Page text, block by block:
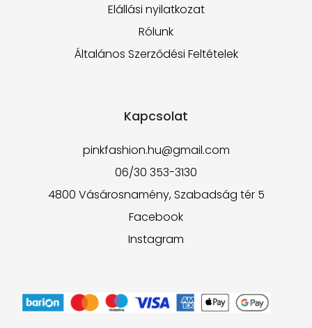
Elállási nyilatkozat
Rólunk
Általános Szerződési Feltételek
Kapcsolat
pinkfashion.hu@gmail.com
06/30 353-3130
4800 Vásárosnamény, Szabadság tér 5
Facebook
Instagram